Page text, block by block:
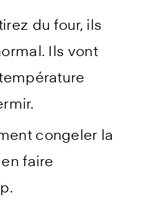
du four, ils
Ils vont
congeler la
faire